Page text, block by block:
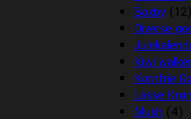
Boxby (12)
Diverse
Kiwi walker
Kornfrie
Lakse
Mush (4)